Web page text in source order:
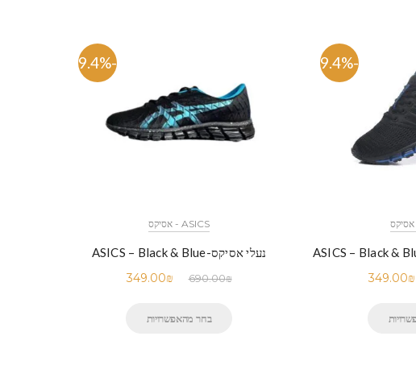
-49.4%
ASICS - אסיקס
נעלי אסיקס-ASICS – Black & Blue
690.00₪
349.00₪
בחר מהאפשרויות
-49.4%
349.00₪